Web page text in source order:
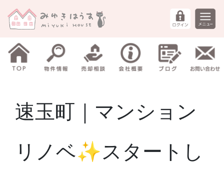
速玉町｜マンション
リノベ✨スタートし